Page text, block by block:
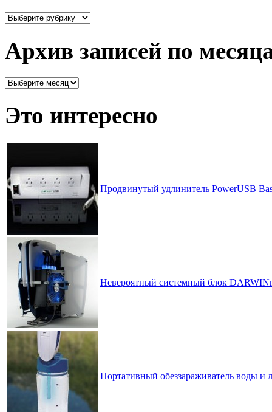
Здесь
Архив записей по
Архив
месяцам
Это интересно
Продвинутый удлинитель PowerUSB
Невероятный системный блок
Портативный обеззараживатель воды и